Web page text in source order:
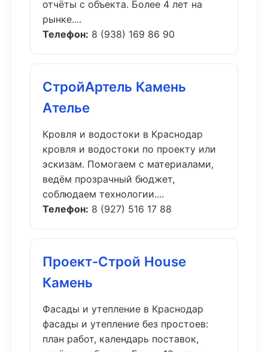
отчёты с объекта. Более 4 лет на
рынке....
Телефон: 8 (938) 169 86 90
СтройАртель Камень
Ателье
Кровля и водостоки в Краснодар
кровля и водостоки по проекту или
эскизам. Помогаем с материалами,
ведём прозрачный бюджет,
соблюдаем технологии....
Телефон: 8 (927) 516 17 88
Проект-Строй House
Камень
Фасады и утепление в Краснодар
фасады и утепление без простоев:
план работ, календарь поставок,